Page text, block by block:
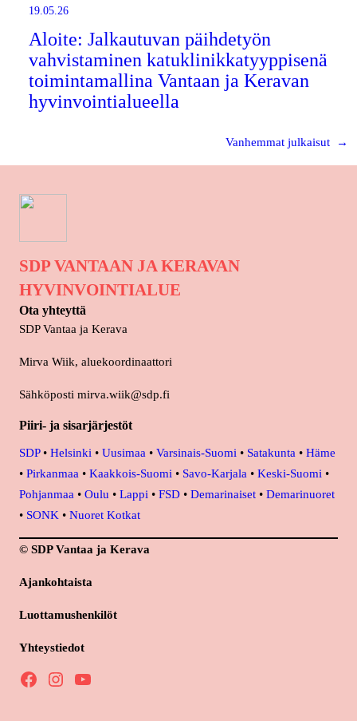
19.05.26
Aloite: Jalkautuvan päihdetyön
vahvistaminen katuklinikkatyyppisenä
toimintamallina Vantaan ja Keravan
hyvinvointialueella
Vanhemmat julkaisut →
SDP VANTAAN JA KERAVAN
HYVINVOINTIALUE
Ota yhteyttä
SDP Vantaa ja Kerava
Mirva Wiik, aluekoordinaattori
Sähköposti mirva.wiik@sdp.fi
Piiri- ja sisarjärjestöt
SDP• Helsinki • Uusimaa • Varsinais-Suomi • Satakunta • Häme
• Pirkanmaa • Kaakkois-Suomi • Savo-Karjala • Keski-Suomi •
Pohjanmaa • Oulu • Lappi • FSD • Demarinaiset • Demarinuoret
• SONK • Nuoret Kotkat
© SDP Vantaa ja Kerava
Ajankohtaista
Luottamushenkilöt
Yhteystiedot
Facebook Instagram YouTube